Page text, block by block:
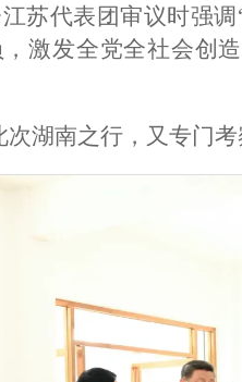
苏代表团审议时强
激发全党全社会创
次湖南之行，又专门